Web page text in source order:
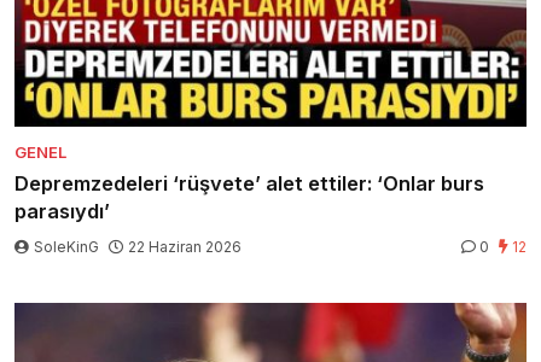
GENEL
Depremzedeleri ‘rüşvete’ alet ettiler: ‘Onlar burs
parasıydı’
SoleKinG 22 Haziran 2026 0 12